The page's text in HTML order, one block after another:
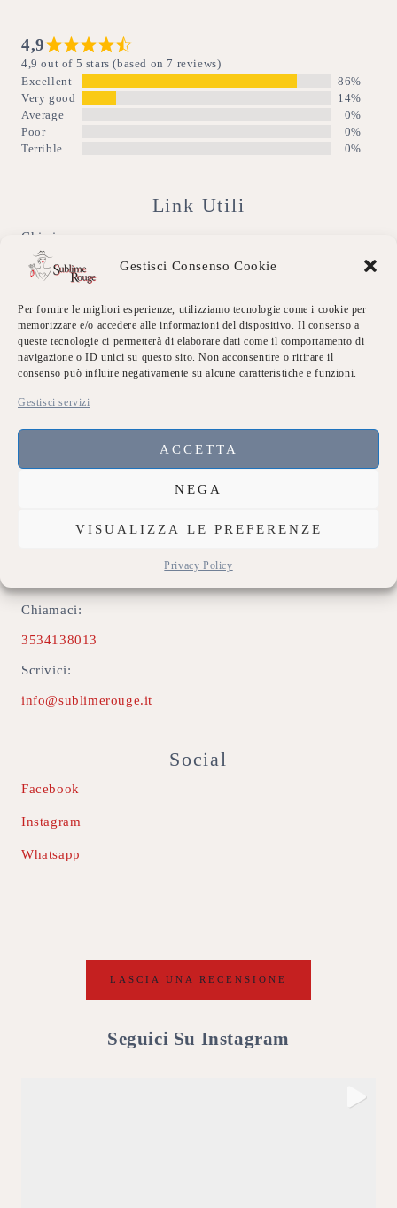
Gestisci Consenso Cookie
Per fornire le migliori esperienze, utilizziamo tecnologie come i cookie per
memorizzare e/o accedere alle informazioni del dispositivo. Il consenso a
queste tecnologie ci permetterà di elaborare dati come il comportamento di
navigazione o ID unici su questo sito. Non acconsentire o ritirare il
consenso può influire negativamente su alcune caratteristiche e funzioni.
Gestisci servizi
ACCETTA
NEGA
VISUALIZZA LE PREFERENZE
Privacy Policy
4,9
4,9 out of 5 stars (based on 7 reviews)
Excellent
86%
Very good
14%
Average
0%
Poor
0%
Terrible
0%
Link Utili
Chi siamo
Dicono di Noi
Eventi Sublime
Galleria
Privacy Policy
Accedi
Contatti
Chiamaci:
3534138013
Scrivici:
info@sublimerouge.it
Social
Facebook
Instagram
Whatsapp
LASCIA UNA RECENSIONE
Seguici Su Instagram